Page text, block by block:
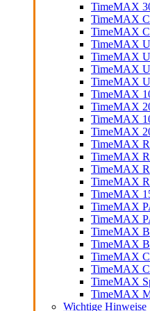
TimeMAX
TimeMAX
TimeMAX
TimeMAX
TimeMAX
TimeMAX
TimeMAX
TimeMAX
TimeMAX
TimeMAX
TimeMAX
TimeMAX
TimeMAX
TimeMAX
TimeMAX
TimeMAX
TimeMAX
TimeMAX
TimeMAX
TimeMAX
TimeMAX
TimeMAX
TimeMAX
TimeMAX
Wichtige Hinweise